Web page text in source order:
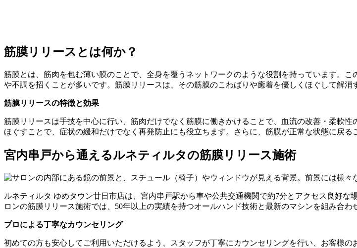
筋膜リリースとは何か？
筋膜とは、筋肉を包む薄い膜のことで、全身を覆うネットワークのような役割を持っています。
や不調を招くことが多いです。筋膜リリースは、その筋膜のこわばりや癒着を優しくほぐして解消
筋膜リリースの特徴と効果
筋膜リリースは手技を中心に行い、筋肉だけでなく筋膜に働きかけることで、血流の改善・柔軟
ほぐすことで、症状の緩和だけでなく再発防止にも役立ちます。さらに、筋膜が正常な状態に戻
宮内串戸から通えるルネティルタの筋膜リリース施術
ルネティルタ ゆめタウン廿日市店は、宮内串戸駅から車や公共交通機関で約7分とアクセス良好
ロンの筋膜リリース施術では、50年以上の実績を持つオールハンド技術と最新のマシンを組み合
プロによる丁寧なカウンセリング
初めての方も安心してご利用いただけるよう、スタッフが丁寧にカウンセリングを行い、お客様